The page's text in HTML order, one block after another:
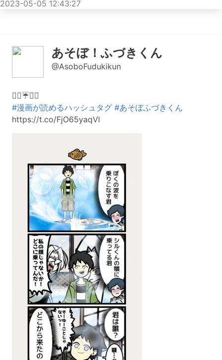
2023-05-05 12:43:27
あそぼ！ふづきくん
@AsoboFudukikun
🏄‍♂️☔️🔪💙
#漫画が読めるハッシュタグ #あそぼふづきくん
https://t.co/FjO65yaqVl